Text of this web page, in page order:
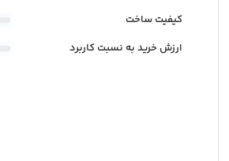
کیفیت ساخت
ارزش خرید به نسبت کاربرد